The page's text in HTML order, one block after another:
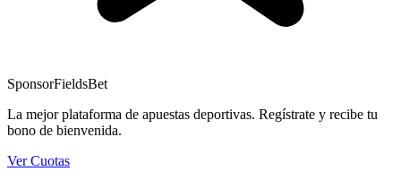
SponsorFieldsBet
La mejor plataforma de apuestas deportivas. Regístrate y recibe tu
bono de bienvenida.
Ver Cuotas